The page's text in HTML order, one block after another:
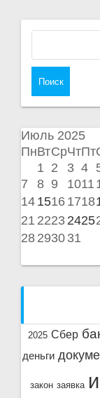
Июль 2025
ПнВтСрЧтПт
1 2 3 4
7
8 9 1011
14 1516 1718
21 2223 2425
28 2930 31
2025 Сбер
деньги
закон заявка